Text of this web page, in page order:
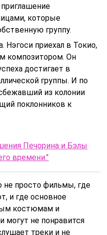
которые
группу.
Нэгоси приехал в Токио,
композитором. Он
достигает в
группы. И по
из колонии
поклонников к
Печорина и Бэлы
времени."
просто фильмы, где
и где основное
костюмам и
не понравится
треки и не